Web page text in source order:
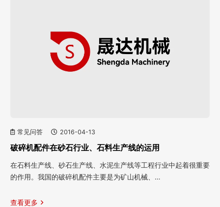
常见问答 2016-04-13
破碎机配件在砂石行业、石料生产线的运用
在石料生产线、砂石生产线、水泥生产线等工程行业中起着很重要
的作用。我国的破碎机配件主要是为矿山机械、…
查看更多